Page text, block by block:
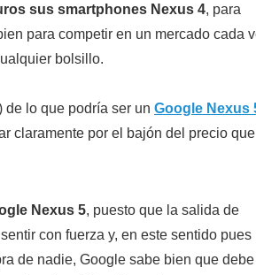
sus smartphones Nexus 4, para
para competir en un mercado cada
bolsillo.
de lo que podría ser un Google Nexus
claramente por el bajón del precio que
Nexus 5, puesto que la salida de
con fuerza y, en este sentido pues
de nadie, Google sabe bien que debe